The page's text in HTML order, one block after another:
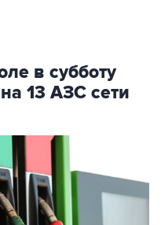
в субботу
13 АЗС сети